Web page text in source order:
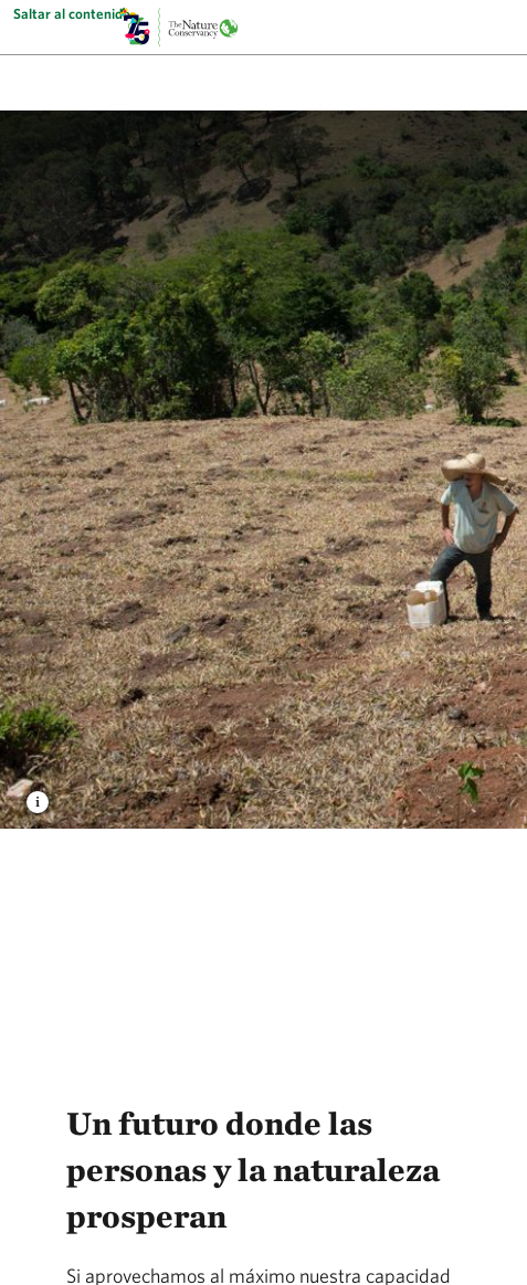
Saltar al contenido
The Nature Conservancy
Un futuro donde las
personas y la naturaleza
prosperan
Si aprovechamos al máximo nuestra capacidad